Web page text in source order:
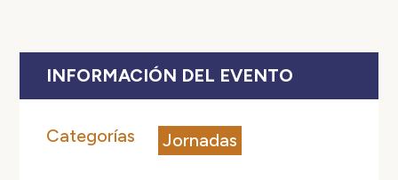
INFORMACIÓN DEL EVENTO
Categorías Jornadas